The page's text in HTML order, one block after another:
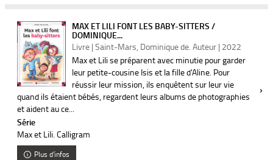
MAX ET LILI FONT LES BABY-SITTERS /
DOMINIQUE...
Livre | Saint-Mars, Dominique de. Auteur | 2022
Max et Lili se préparent avec minutie pour garder
leur petite-cousine Isis et la fille d'Aline. Pour
réussir leur mission, ils enquêtent sur leur vie
quand ils étaient bébés, regardent leurs albums de photographies
et aident au ce...
Série
Max et Lili. Calligram
Plus d'infos